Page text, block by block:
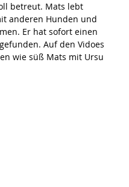
betreut. Mats lebt
anderen Hunden und
Er hat sofort einen
Auf den Vidoes
wie süß Mats mit Ursu